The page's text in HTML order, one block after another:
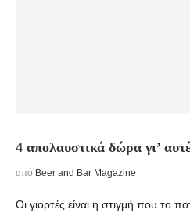
4 απολαυστικά δώρα γι’
από Beer and Bar Magazine
Οι γιορτές είναι η στιγμή που το